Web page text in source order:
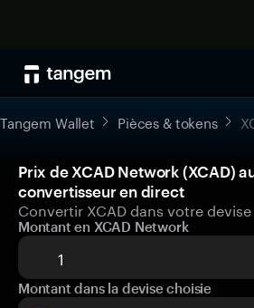
Tangem Wallet Pièces & tokens
Prix de XCAD Network (XCAD)
convertisseur en direct
Convertir XCAD dans votre devise
Montant en XCAD Network
Montant dans la devise choisie